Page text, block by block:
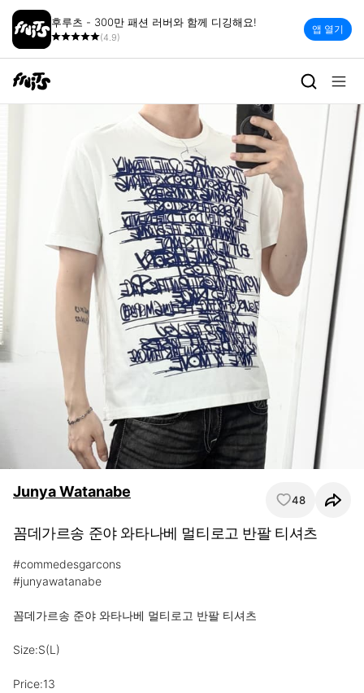
후루츠 - 300만 패션 러버와 함께 디깅해요!
(4.9)
앱 열기
Junya Watanabe 48
꼼데가르송 준야 와타나베 멀티로고 반팔 티셔츠
#commedesgarcons
#junyawatanabe
꼼데가르송 준야 와타나베 멀티로고 반팔 티셔츠
Size:S(L)
Price:13